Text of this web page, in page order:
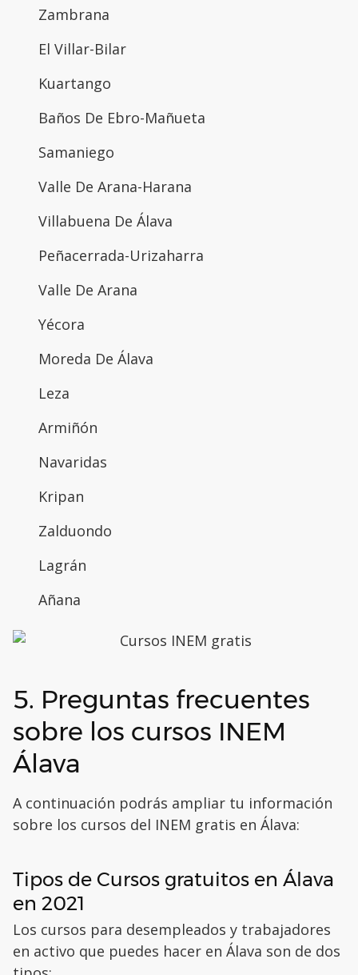
Zambrana
El Villar-Bilar
Kuartango
Baños De Ebro-Mañueta
Samaniego
Valle De Arana-Harana
Villabuena De Álava
Peñacerrada-Urizaharra
Valle De Arana
Yécora
Moreda De Álava
Leza
Armiñón
Navaridas
Kripan
Zalduondo
Lagrán
Añana
5. Preguntas frecuentes
sobre los cursos INEM
Álava
A continuación podrás ampliar tu información
sobre los cursos del INEM gratis en Álava:
Tipos de Cursos gratuitos en Álava
en 2021
Los cursos para desempleados y trabajadores
en activo que puedes hacer en Álava son de dos